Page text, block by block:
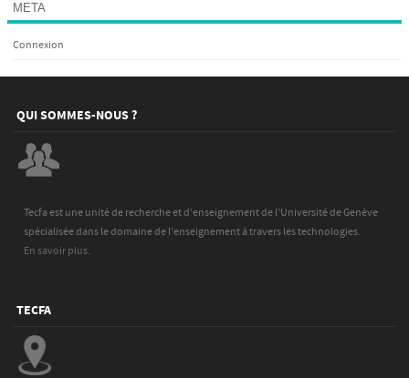
META
Connexion
QUI SOMMES-NOUS ?
Tecfa est une unité de recherche et d’enseignement de l’Université de Genève
spécialisée dans le domaine de l’enseignement à travers les technologies.
En savoir plus.
TECFA